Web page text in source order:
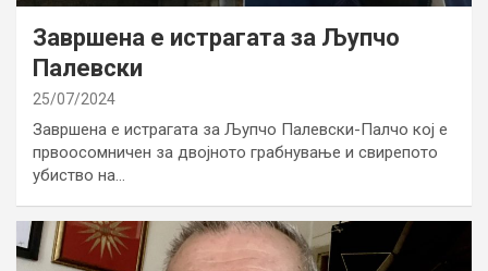
Завршена е истрагата за Љупчо
Палевски
25/07/2024
Завршена е истрагата за Љупчо Палевски-Палчо кој е
првоосомничен за двојното грабнување и свирепото
убиство на…